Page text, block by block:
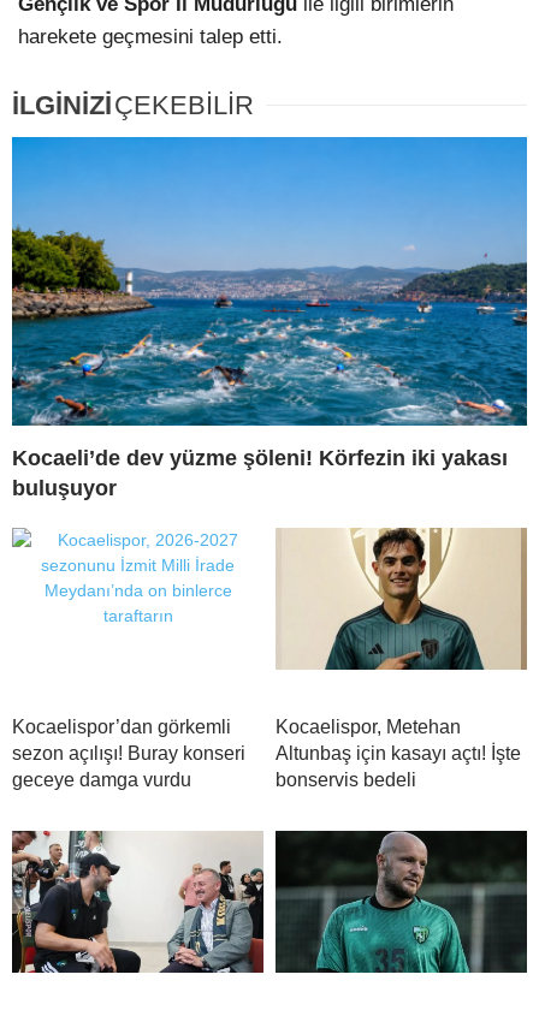
harekete geçmesini talep etti.
İLGİNİZİÇEKEBİLİR
Kocaeli’de dev yüzme şöleni! Körfezin iki yakası
buluşuyor
Kocaelispor’dan görkemli
sezon açılışı! Buray konseri
geceye damga vurdu
Kocaelispor, Metehan
Altunbaş için kasayı açtı! İşte
bonservis bedeli